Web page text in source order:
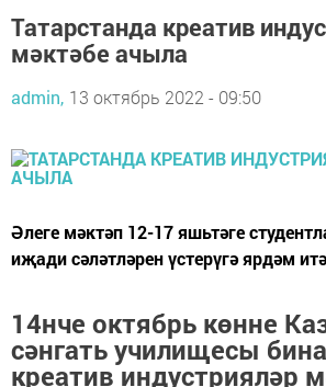
Татарстанда креатив
мәктәбе ачыла
admin, 13 октябрь 2022 - 09:50
Әлеге мәктәп 12-17 яшьтәге
иҗади сәләтләрен үстерүгә ярдәм
14нче октябрь көнне
сәнгать училищесы
креатив индустрияләр